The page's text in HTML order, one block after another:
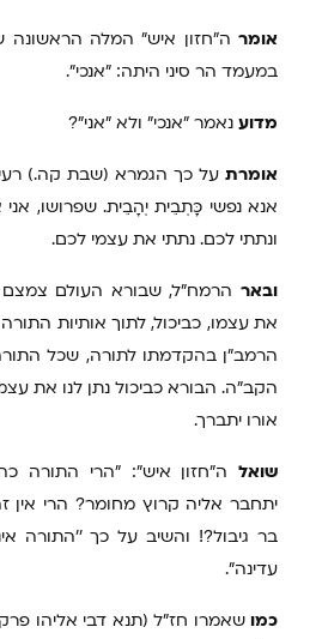
אומר ה"חזון איש" המלה הראשונה
במעמד הר סיני היתה: "אנכי".
מדוע נאמר "אנכי" ולא "אני"?
אומרת על כך הגמרא (שבת קה.)
אנא נפשי כָּתְבֵית יְהָבֵית. שפרושו,
ונתתי לכם. נתתי את עצמי לכם.
ובאר הרמח"ל, שבורא העולם
את עצמו, כביכול, לתוך אותיות
הרמב"ן בהקדמתו לתורה, שכל
הקב"ה. הבורא כביכול נתן לנו את
אורו יתברך.
שואל ה"חזון איש": "הרי התורה
יתחבר אליה קרוץ מחומר? הרי אין
בר גיבול?! והשיב על כך ''התורה
עדינה".
כמו שאמרו חז"ל (תנא דבי אליהו